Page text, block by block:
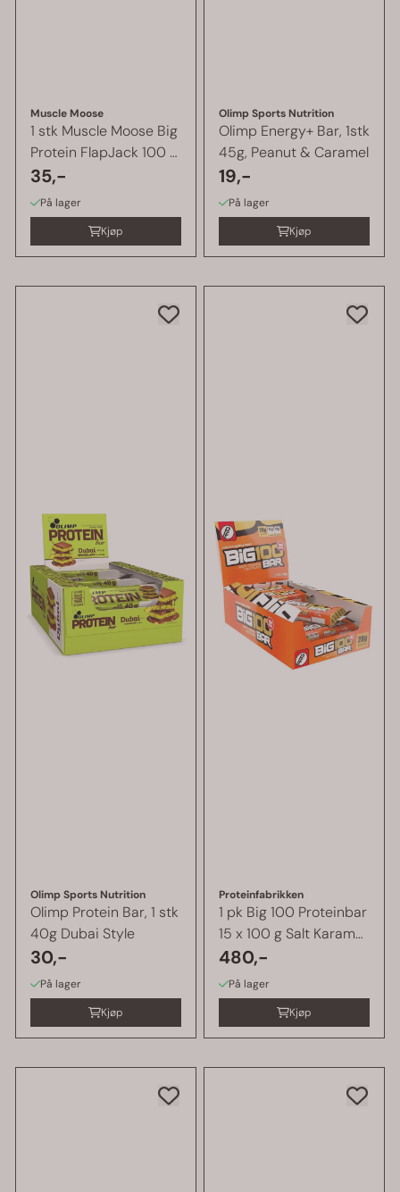
Muscle Moose
1 stk Muscle Moose Big
Protein FlapJack 100 g,
...
35,-
På lager
Kjøp
Olimp Sports Nutrition
Olimp Energy+ Bar, 1stk
45g, Peanut & Caramel
19,-
På lager
Kjøp
Olimp Sports Nutrition
Olimp Protein Bar, 1 stk
40g Dubai Style
30,-
På lager
Kjøp
Proteinfabrikken
1 pk Big 100 Proteinbar
15 x 100 g Salt Karamell
...
480,-
På lager
Kjøp